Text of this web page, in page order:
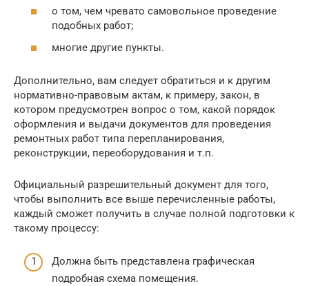
о том, чем чревато самовольное проведение
подобных работ;
многие другие пункты.
Дополнительно, вам следует обратиться и к другим
нормативно-правовым актам, к примеру, закон, в
котором предусмотрен вопрос о том, какой порядок
оформления и выдачи документов для проведения
ремонтных работ типа перепланирования,
реконструкции, переоборудования и т.п.
Официальный разрешительный документ для того,
чтобы выполнить все выше перечисленные работы,
каждый сможет получить в случае полной подготовки к
такому процессу:
Должна быть представлена графическая
подробная схема помещения.